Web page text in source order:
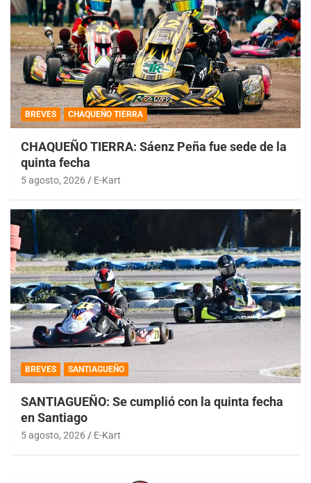
BREVES CHAQUEÑO TIERRA
CHAQUEÑO TIERRA: Sáenz Peña fue sede de la
quinta fecha
5 agosto, 2026 E-Kart
BREVES SANTIAGUEÑO
SANTIAGUEÑO: Se cumplió con la quinta fecha
en Santiago
5 agosto, 2026 E-Kart